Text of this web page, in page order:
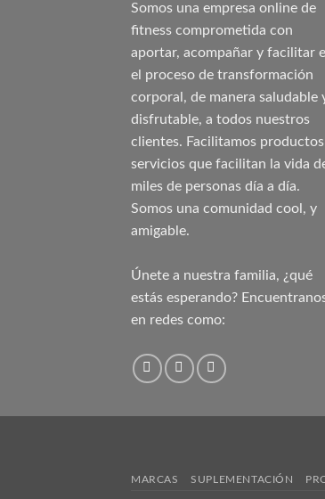
Somos una empresa online de
fitness comprometida con
aportar, acompañar y facilitar
el proceso de transformación
corporal, de manera saludable
disfrutable, a todos nuestros
clientes. Facilitamos
servicios que facilitan la vida
miles de personas día a día.
Somos una comunidad cool, y
amigable.
Únete a nuestra familia, ¿qué
estás esperando?
en redes como:
MARCAS SUPLEMENTACIÓN